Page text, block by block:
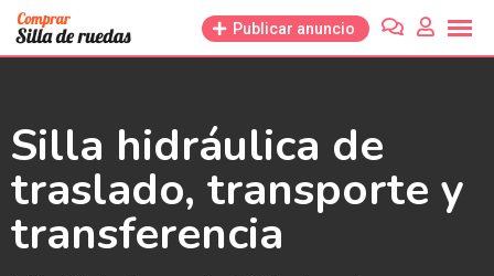
Saltar
Publicar anuncio
Silla hidráulica de
traslado, transporte y
transferencia